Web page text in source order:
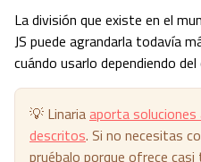
La división que existe en el
JS puede agrandarla todavía
cuándo usarlo dependiendo
💡 Linariaaporta soluciones
descritos. Si no necesitas
pruébalo porque ofrece